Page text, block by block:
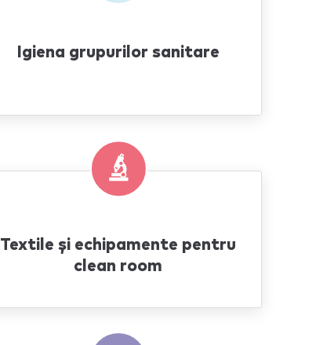
Igiena grupurilor sanitare
Textile și echipamente pentru
clean room